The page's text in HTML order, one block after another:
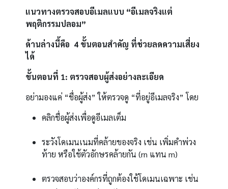
แนวทางตรวจสอบอีเมลแบบ “อีเมลจริงแต่
พฤติกรรมปลอม”
ด้านล่างนี้คือ 4 ขั้นตอนสำคัญ ที่ช่วยลดความเสี่ยง
ได้
ขั้นตอนที่ 1: ตรวจสอบผู้ส่งอย่างละเอียด
อย่ามองแค่ “ชื่อผู้ส่ง” ให้ตรวจดู “ที่อยู่อีเมลจริง” โดย
คลิกชื่อผู้ส่งเพื่อดูอีเมลเต็ม
ระวังโดเมนเนมที่คล้ายของจริง เช่น เพิ่มคำพ่วง
ท้าย หรือใช้ตัวอักษรคล้ายกัน (rn แทน m)
ตรวจสอบว่าองค์กรที่ถูกต้องใช้โดเมนเฉพาะ เช่น